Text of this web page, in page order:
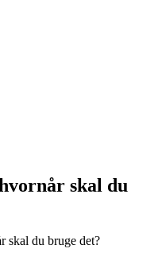
skal du
skal du bruge det?